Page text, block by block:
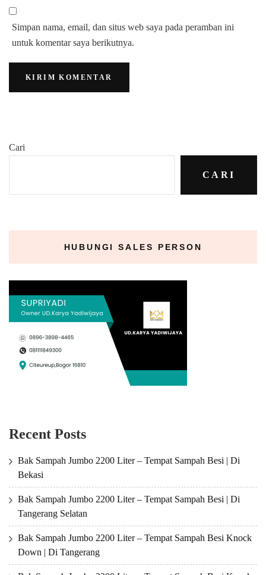
Simpan nama, email, dan situs web saya pada peramban ini
untuk komentar saya berikutnya.
Cari
CARI
HUBUNGI SALES PERSON
Recent Posts
Bak Sampah Jumbo 2200 Liter – Tempat Sampah Besi | Di
Bekasi
Bak Sampah Jumbo 2200 Liter – Tempat Sampah Besi | Di
Tangerang Selatan
Bak Sampah Jumbo 2200 Liter – Tempat Sampah Besi Knock
Down | Di Tangerang